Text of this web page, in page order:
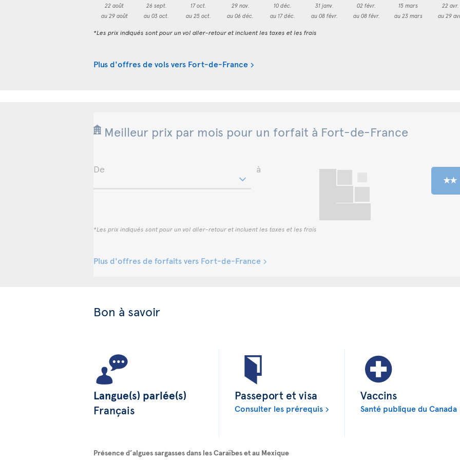
22 août
au 29 août
26 sept.
au 03 oct.
17 oct.
au 25 oct.
29 nov.
au 06 déc.
10 déc.
au 17 déc.
31 janv.
au 08 févr.
02 févr.
au 08 févr.
15 mars
au 23 mars
22 avr.
au 29
*Les prix indiqués sont pour un vol aller-retour et incluent les taxes et les frais
Plus d'offres de vols vers Fort-de-France
Meilleur prix par mois pour un forfait à Fort-de-France
De à
*Les prix indiqués sont pour un vol aller-retour et incluent les taxes et les frais
Plus d'offres de forfaits vers Fort-de-France
Bon à savoir
Langue(s) parlée(s)
Français
Passeport et visa
Consulter les prérequis
Vaccins
Santé publique du Canada
Présence d’algues sargasses dans les Caraïbes et au Mexique